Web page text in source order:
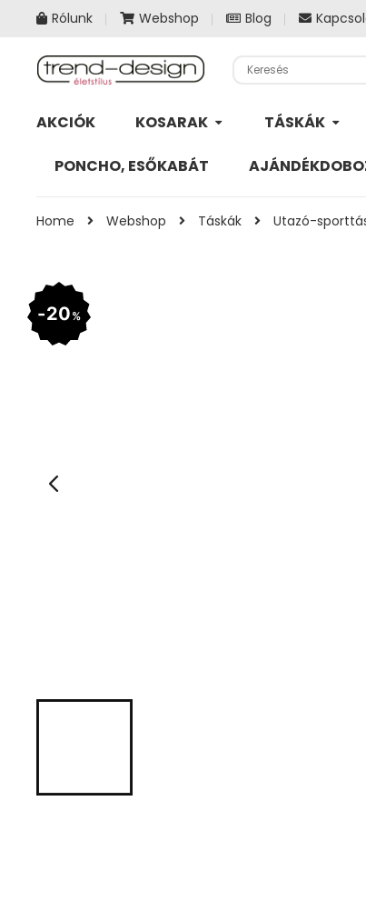
Rólunk Webshop Blog
AKCIÓK KOSARAK TÁSKÁK
PONCHO, ESŐKABÁT
Home Webshop Táskák Utazó-
20%